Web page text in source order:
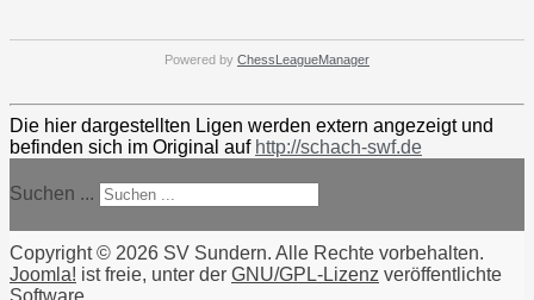
Powered by ChessLeagueManager
Die hier dargestellten Ligen werden extern angezeigt und
befinden sich im Original auf http://schach-swf.de
Suchen ...
Copyright © 2026 SV Sundern. Alle Rechte vorbehalten.
Joomla! ist freie, unter der GNU/GPL-Lizenz veröffentlichte
Software.